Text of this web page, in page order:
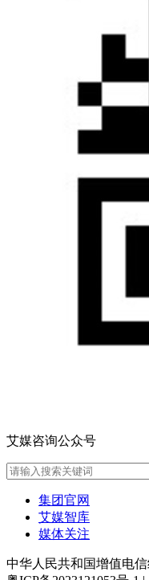
艾媒咨询公众号
集团官网
艾媒智库
媒体关注
中华人民共和国增值电